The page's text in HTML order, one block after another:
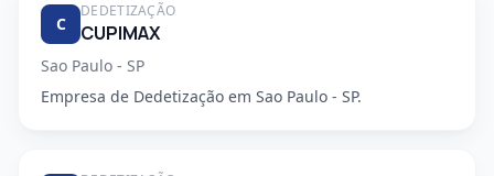
C
DEDETIZAÇÃO
CUPIMAX
Sao Paulo - SP
Empresa de Dedetização em Sao Paulo - SP.